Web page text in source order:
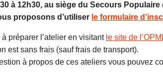
à 12h30, au siège du Secours
proposons d’utiliser le formulaire
à préparer l’atelier en visitant le site de
est sans frais (sauf frais de transport).
à propos de ces ateliers vous pouvez